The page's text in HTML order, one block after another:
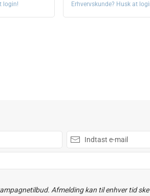
login!
Erhvervskunde? Husk at
Afmelding kan til enhver tid